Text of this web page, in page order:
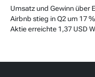
Umsatz und Gewinn über
Airbnb stieg in Q2 um 17
Aktie erreichte 1,37 USD